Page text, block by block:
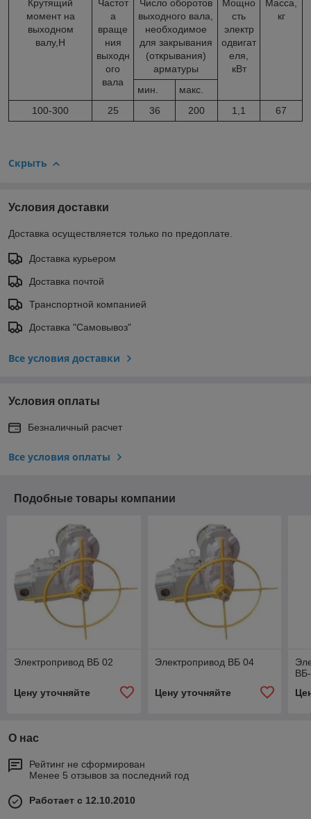
Крутящий
момент на
выходном
валу,Н
Частот
а
враще
ния
выходн
ого
вала
Число оборотов
выходного вала,
необходимое
для закрывания
(открывания)
арматуры
Мощно
сть
электр
одвигат
еля,
кВт
Масса,
кг
мин.
макс.
100-300
25 36 200 1,1 67
Скрыть
Условия доставки
Доставка осуществляется только по предоплате.
Доставка курьером
Доставка почтой
Транспортной компанией
Доставка "Самовывоз"
Все условия доставки
Условия оплаты
Безналичный расчет
Все условия оплаты
Подобные товары компании
Электропривод ВБ 02
Цену уточняйте
Электропривод ВБ 04
Цену уточняйте
О нас
Рейтинг не сформирован
Менее 5 отзывов за последний год
Работает с 12.10.2010